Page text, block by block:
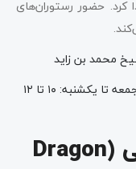
کرد. حضور رستوران‌های
دوشنبه تا پنج‌شنبه: ۱۰ تا ۲۳ / جمعه تا یکشنبه: ۱۰ تا ۱۲
بازار دراگون مارت ۲ دبی (Dragon